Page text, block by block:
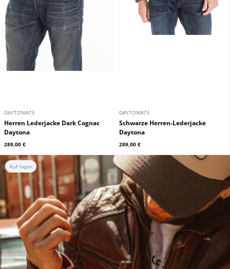
DAYTONA73
Herren Lederjacke Dark Cognac
Daytona
289,00 €
DAYTONA73
Schwarze Herren-Lederjacke
Daytona
289,00 €
Auf lager